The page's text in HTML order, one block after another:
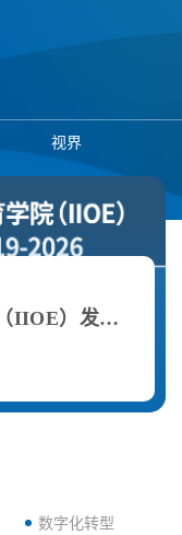
视界
报告导读 | 国际网络教育学院（IIOE）发展报告
数字化转型